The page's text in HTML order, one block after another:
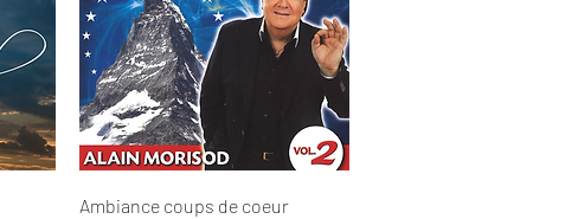
Aperçu rapide
Ambiance coups de coeur